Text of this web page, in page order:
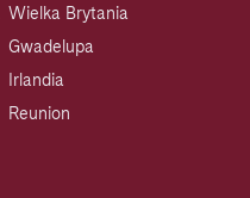
Wielka Brytania
Gwadelupa
Irlandia
Reunion